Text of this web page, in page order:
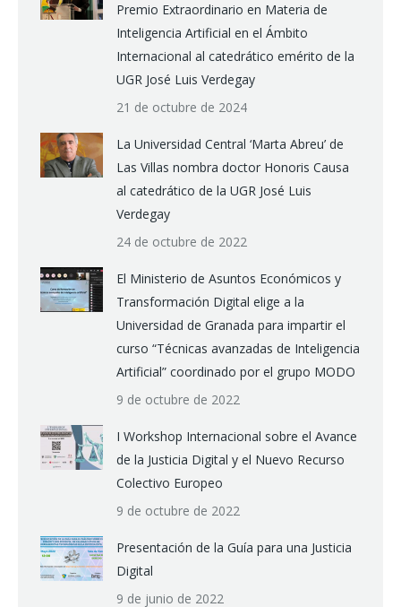
Premio Extraordinario en Materia de
Inteligencia Artificial en el Ámbito
Internacional al catedrático emérito de la
UGR José Luis Verdegay
21 de octubre de 2024
La Universidad Central ‘Marta Abreu’ de
Las Villas nombra doctor Honoris Causa
al catedrático de la UGR José Luis
Verdegay
24 de octubre de 2022
El Ministerio de Asuntos Económicos y
Transformación Digital elige a la
Universidad de Granada para impartir el
curso “Técnicas avanzadas de Inteligencia
Artificial” coordinado por el grupo MODO
9 de octubre de 2022
I Workshop Internacional sobre el Avance
de la Justicia Digital y el Nuevo Recurso
Colectivo Europeo
9 de octubre de 2022
Presentación de la Guía para una Justicia
Digital
9 de junio de 2022